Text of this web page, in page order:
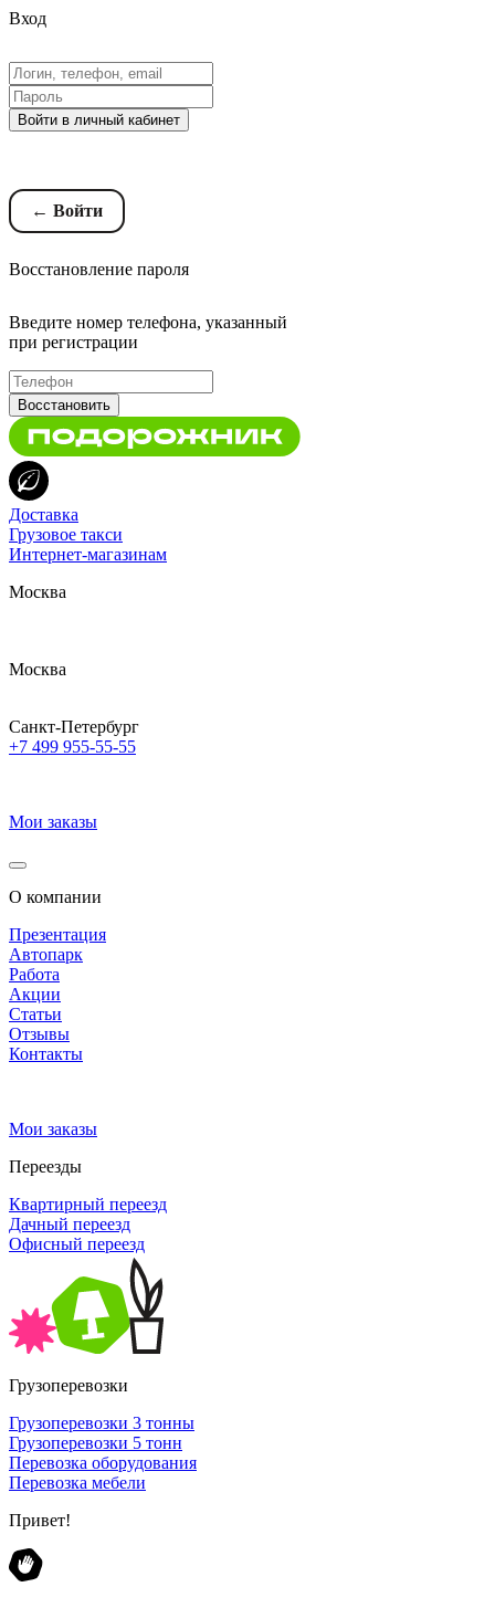
Вход
Войти в личный кабинет
← Войти
Восстановление пароля
Введите номер телефона, указанный
при регистрации
Восстановить
Доставка
Грузовое такси
Интернет-магазинам
Москва
Москва
Санкт-Петербург
+7 499 955-55-55
Мои заказы
О компании
Презентация
Автопарк
Работа
Акции
Статьи
Отзывы
Контакты
Мои заказы
Переезды
Квартирный переезд
Дачный переезд
Офисный переезд
Грузоперевозки
Грузоперевозки 3 тонны
Грузоперевозки 5 тонн
Перевозка оборудования
Перевозка мебели
Привет!